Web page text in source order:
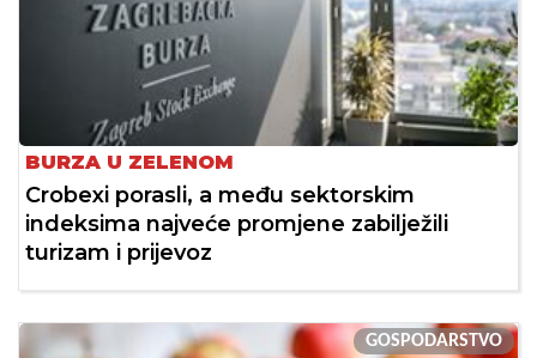
BURZA U ZELENOM
Crobexi porasli, a među sektorskim
indeksima najveće promjene zabilježili
turizam i prijevoz
GOSPODARSTVO